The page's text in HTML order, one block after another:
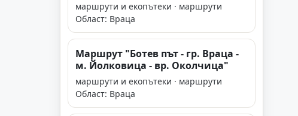
маршрути и екопътеки · маршрути
Област: Враца
Маршрут "Ботев път - гр. Враца -
м. Йолковица - вр. Околчица"
маршрути и екопътеки · маршрути
Област: Враца